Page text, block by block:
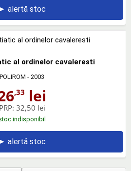
alertă stoc
al ordinelor cavaleresti
POLIROM - 2003
,33 lei
PRP: 32,50 lei
indisponibil
alertă stoc